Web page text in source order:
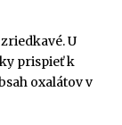
U
prispieť k
oxalátov v